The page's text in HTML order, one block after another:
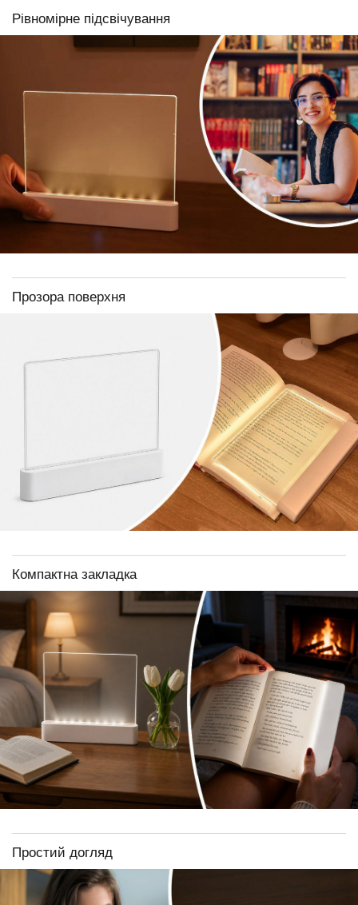
Рівномірне підсвічування
Прозора поверхня
Компактна закладка
Простий догляд